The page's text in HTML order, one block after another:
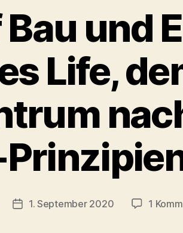
und
Life,
Veröffentlichungsdatum
1. September 2020 1